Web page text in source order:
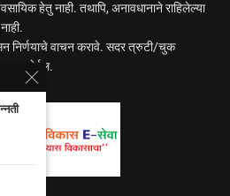
हेतु नाही. तथापि, अनावधानाने राहिलेल्या
निर्णयाचे वाचन करावे. सदर त्रुटी/चुक
येईल.